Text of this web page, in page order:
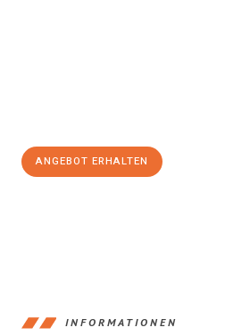
ANGEBOT ERHALTEN
INFORMATIONEN